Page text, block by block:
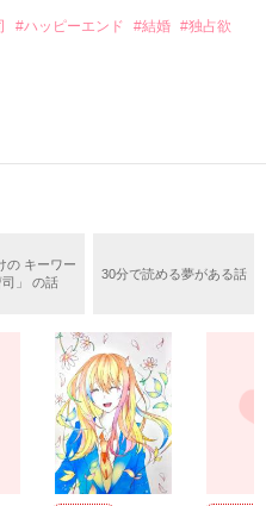
です＊
む
#ハッピーエンド #結婚 #独占欲
。
がいるのだが、後輩の姫原由
鹿にされ、一人こっそり泣い
！』🐥
顔は、なぜか想像以上に甘く
の キーワー
司」 の話
30分で読める夢がある話